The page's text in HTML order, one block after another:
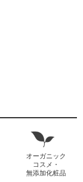
オーガニック
コスメ・
無添加化粧品